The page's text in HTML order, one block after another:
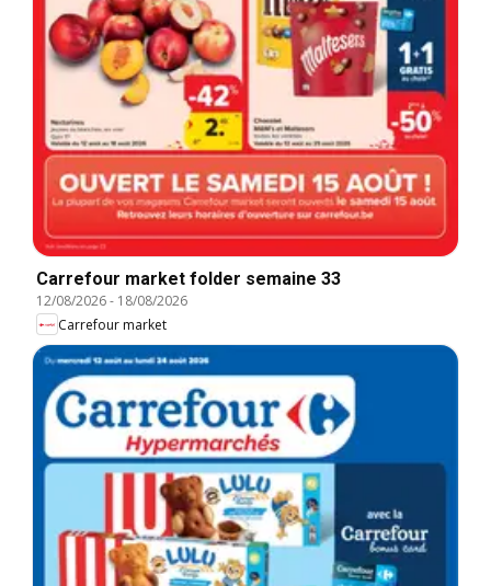
Carrefour market folder semaine 33
12/08/2026- 18/08/2026
Carrefour market